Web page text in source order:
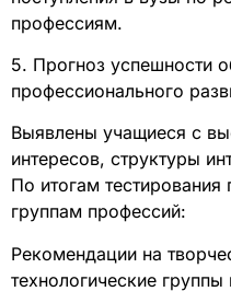
профессиям.
5. Прогноз успешности
профессионального
Выявлены учащиеся с
интересов, структуры
По итогам
группам профессий:
Рекомендации на
технологические